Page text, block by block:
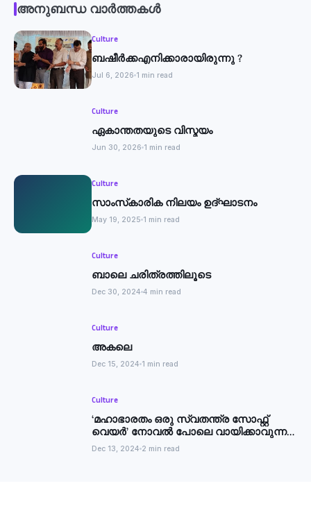
അനുബന്ധ വാർത്തകൾ
Culture
ബഷീർക്കഎനിക്കാരായിരുന്നു ?
Jul 6, 2026 1 min read
Culture
ഏകാന്തതയുടെ വിസ്മയം
Jun 30, 2026 1 min read
Culture
സാംസ്‌കാരിക നിലയം ഉദ്ഘാടനം
May 19, 2025 1 min read
Culture
ബാലെ ചരിത്രത്തിലൂടെ
Dec 30, 2024 4 min read
Culture
അകലെ
Dec 15, 2024 1 min read
Culture
‘മഹാഭാരതം ഒരു സ്വതന്ത്ര സോഫ്റ്റ്
വെയര്‍’ നോവൽ പോലെ വായിക്കാവുന്ന
കൃതി: എം എൻ കാരശ്ശേരി
Dec 13, 2024 2 min read